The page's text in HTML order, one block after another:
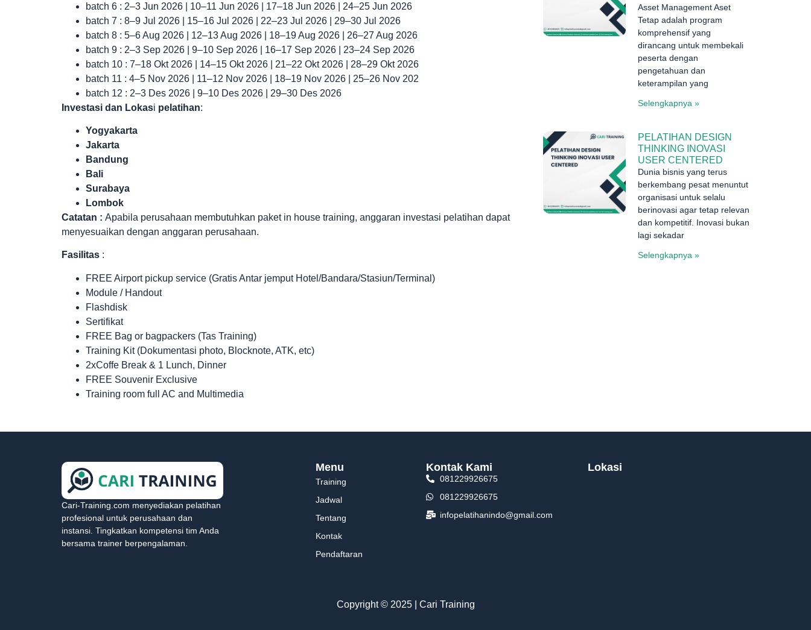
batch 6 : 2–3 Jun 2026 | 10–11 Jun 2026 | 17–18 Jun 2026 | 24–25 Jun 2026
batch 7 : 8–9 Jul 2026 | 15–16 Jul 2026 | 22–23 Jul 2026 | 29–30 Jul 2026
batch 8 : 5–6 Aug 2026 | 12–13 Aug 2026 | 18–19 Aug 2026 | 26–27 Aug 2026
batch 9 : 2–3 Sep 2026 | 9–10 Sep 2026 | 16–17 Sep 2026 | 23–24 Sep 2026
batch 10 : 7–18 Okt 2026 | 14–15 Okt 2026 | 21–22 Okt 2026 | 28–29 Okt 2026
batch 11 : 4–5 Nov 2026 | 11–12 Nov 2026 | 18–19 Nov 2026 | 25–26 Nov 202
batch 12 : 2–3 Des 2026 | 9–10 Des 2026 | 29–30 Des 2026
Investasi dan Lokasi pelatihan:
Yogyakarta
Jakarta
Bandung
Bali
Surabaya
Lombok
Catatan : Apabila perusahaan membutuhkan paket in house training, anggaran investasi pelatihan dapat
menyesuaikan dengan anggaran perusahaan.
Fasilitas :
FREE Airport pickup service (Gratis Antar jemput Hotel/Bandara/Stasiun/Terminal)
Module / Handout
Flashdisk
Sertifikat
FREE Bag or bagpackers (Tas Training)
Training Kit (Dokumentasi photo, Blocknote, ATK, etc)
2xCoffe Break & 1 Lunch, Dinner
FREE Souvenir Exclusive
Training room full AC and Multimedia
Asset Management Aset
Tetap adalah program
komprehensif yang
dirancang untuk membekali
peserta dengan
pengetahuan dan
keterampilan yang
Selengkapnya »
PELATIHAN DESIGN
THINKING INOVASI
USER CENTERED
Dunia bisnis yang terus
berkembang pesat menuntut
organisasi untuk selalu
berinovasi agar tetap relevan
dan kompetitif. Inovasi bukan
lagi sekadar
Selengkapnya »
Cari-Training.com menyediakan pelatihan
profesional untuk perusahaan dan
instansi. Tingkatkan kompetensi tim Anda
bersama trainer berpengalaman.
Menu
Training
Jadwal
Tentang
Kontak
Pendaftaran
Kontak Kami
081229926675
081229926675
infopelatihanindo@gmail.com
Lokasi
Copyright © 2025 | Cari Training